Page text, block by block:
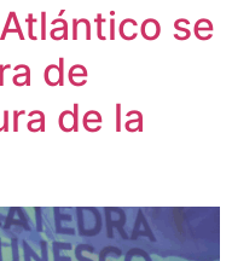
se
de
de la